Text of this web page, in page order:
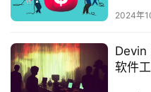
2024年
Devin
软件